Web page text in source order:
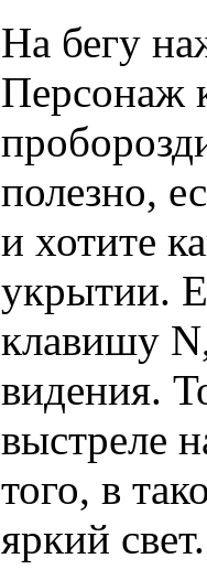
На бегу
Персонаж
полезно,
и хотите
укрытии.
клавишу
видения.
выстреле
того, в
яркий свет.